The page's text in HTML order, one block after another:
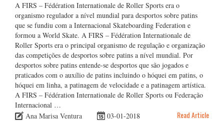
A FIRS – Fédération Internationale de Roller Sports era o
organismo regulador a nível mundial para desportos sobre patins
que se fundiu com a Internacional Skateboarding Federation e
formou a World Skate. A FIRS – Fédération Internationale de
Roller Sports era o principal organismo de regulação e organização
das competições de desportos sobre patins a nível mundial. Por
desportos sobre patins entende-se desportos que são jogados e
praticados com o auxílio de patins incluindo o hóquei em patins, o
hóquei em linha, a patinagem de velocidade e a patinagem artística.
A FIRS – Fédération Internationale de Roller Sports ou Federação
Internacional …
Ana Marisa Ventura
03-01-2018 Read Article